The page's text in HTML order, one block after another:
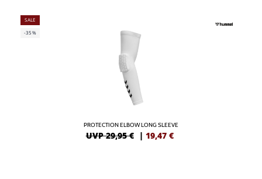
SALE
-35%
PROTECTION ELBOW LONG SLEEVE
UVP 29,95 € | 19,47 €